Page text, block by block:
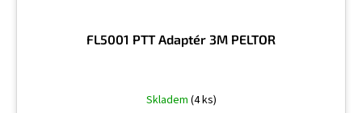
FL5001 PTT Adaptér 3M PELTOR
Skladem (4 ks)